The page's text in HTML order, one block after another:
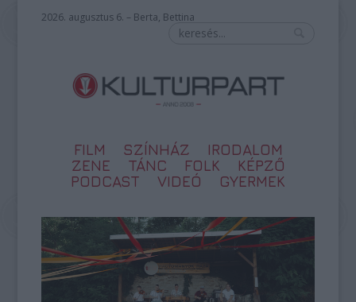
2026. augusztus 6. – Berta, Bettina
FILM SZÍNHÁZ
IRODALOM
ZENE
TÁNC FOLK
KÉPZŐ
PODCAST
VIDEÓ GYERMEK